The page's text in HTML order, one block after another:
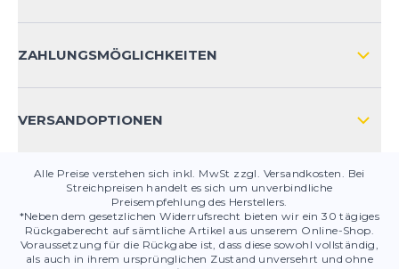
KONTAKT
PRODUKTSICHERHEIT
ZAHLUNGSMÖGLICHKEITEN
VERSANDOPTIONEN
Alle Preise verstehen sich inkl. MwSt zzgl. Versandkosten. Bei
Streichpreisen handelt es sich um unverbindliche
Preisempfehlung des Herstellers.
*Neben dem gesetzlichen Widerrufsrecht bieten wir ein 30 tägiges
Rückgaberecht auf sämtliche Artikel aus unserem Online-Shop.
Voraussetzung für die Rückgabe ist, dass diese sowohl vollständig,
als auch in ihrem ursprünglichen Zustand unversehrt und ohne